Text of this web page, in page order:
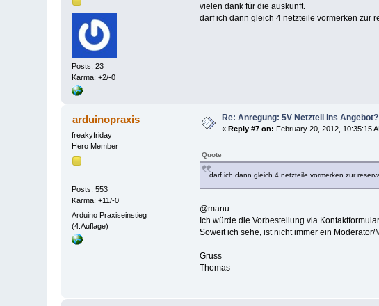
Posts: 23
Karma: +2/-0
vielen dank für die auskunft.
darf ich dann gleich 4 netzteile vormerken zur
arduinopraxis
freakyfriday
Hero Member
Posts: 553
Karma: +11/-0
Arduino Praxiseinstieg
(4.Auflage)
Re: Anregung: 5V Netzteil ins Angebot?
« Reply #7 on: February 20, 2012, 10:35:15
Quote
darf ich dann gleich 4 netzteile vormerken zur
@manu
Ich würde die Vorbestellung via
Soweit ich sehe, ist nicht immer ein
Gruss
Thomas